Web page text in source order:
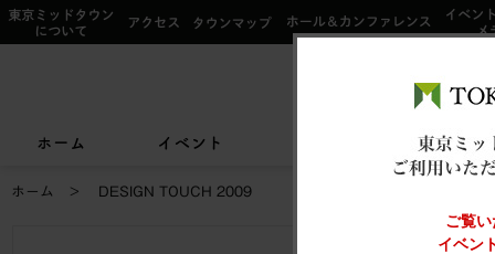
東京ミッドタウンについて
アクセス タウンマップ ホール&
イベント
イベント一覧
2026/3/27(金)〜
スープはいのち
ショップ検索
フロアガイド
2026/7/1(水)〜8/
【期間限定ショッ
レストラン＆フード検索
フロアガイド
2026/7/17(金)〜
ひんやりスイーツ
アートワーク
TOKYO MIDTOWN DESIGN LIVE 六本木未来会議
東京ミッドタウンクリニック
&サービスアパートメント
ザ・
サービス案内トップ インフォ
ご利用可
小さなお子様をお連れのお客様へ バリアフ
ホーム DESIGN TOUCH 2009